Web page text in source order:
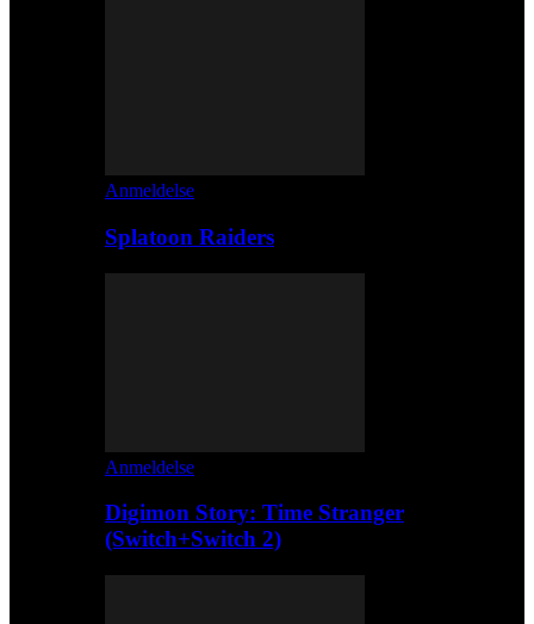
Anmeldelse
Splatoon Raiders
Anmeldelse
Digimon Story: Time Stranger
(Switch+Switch 2)